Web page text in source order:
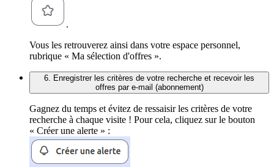
.
Vous les retrouverez ainsi dans votre espace personnel,
rubrique « Ma sélection d'offres ».
6. Enregistrer les critères de votre recherche et recevoir les
offres par e-mail (abonnement)
Gagnez du temps et évitez de ressaisir les critères de votre
recherche à chaque visite ! Pour cela, cliquez sur le bouton
« Créer une alerte » :